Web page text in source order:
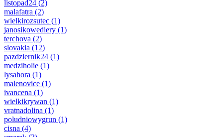
listopad24 (2)
malafatra (2)
wielkirozsutec (1)
janosikowediery (1)
terchova (2)
slovakia (12)
pazdziernik24 (1)
medziholie (1)
lysahora (1)
malenovice (1)
ivancena (1)
wielkikrywan (1)
vratnadolina (1)
poludniowygrun (1)
cisna (4)